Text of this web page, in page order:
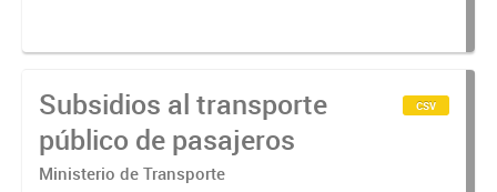
Subsidios al transporte
público de pasajeros
Ministerio de Transporte
csv